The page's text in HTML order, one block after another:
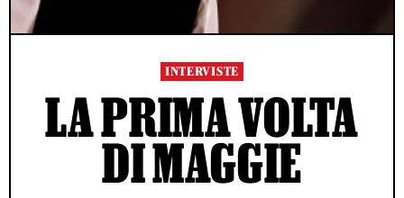
INTERVISTE
LA PRIMA VOLTA
DI MAGGIE